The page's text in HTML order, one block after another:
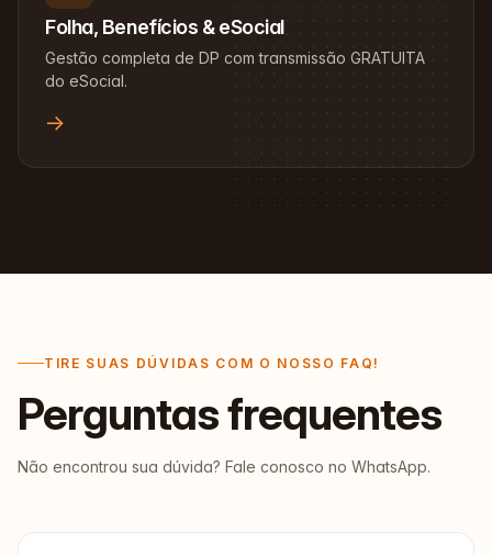
Folha, Benefícios & eSocial
Gestão completa de DP com transmissão GRATUITA
do eSocial.
→
TIRE SUAS DÚVIDAS COM O NOSSO FAQ!
Perguntasfrequentes
Não encontrou sua dúvida? Fale conosco no WhatsApp.